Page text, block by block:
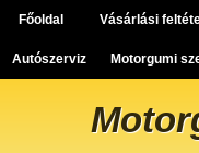
Főoldal Vásárlási
Autószerviz Motorgumi